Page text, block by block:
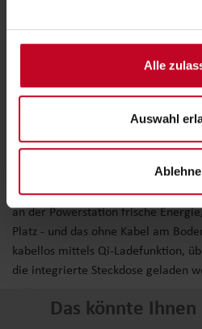
Alle
Auswahl
Die Powerstation beweist
wie Smartphones, Tablets oder
Strom versorgt. Wie der Mensch
an der Powerstation frische
Platz - und das ohne Kabel am
kabellos mittels Qi-Ladefunktion,
die integrierte Steckdose geladen
Das könnte